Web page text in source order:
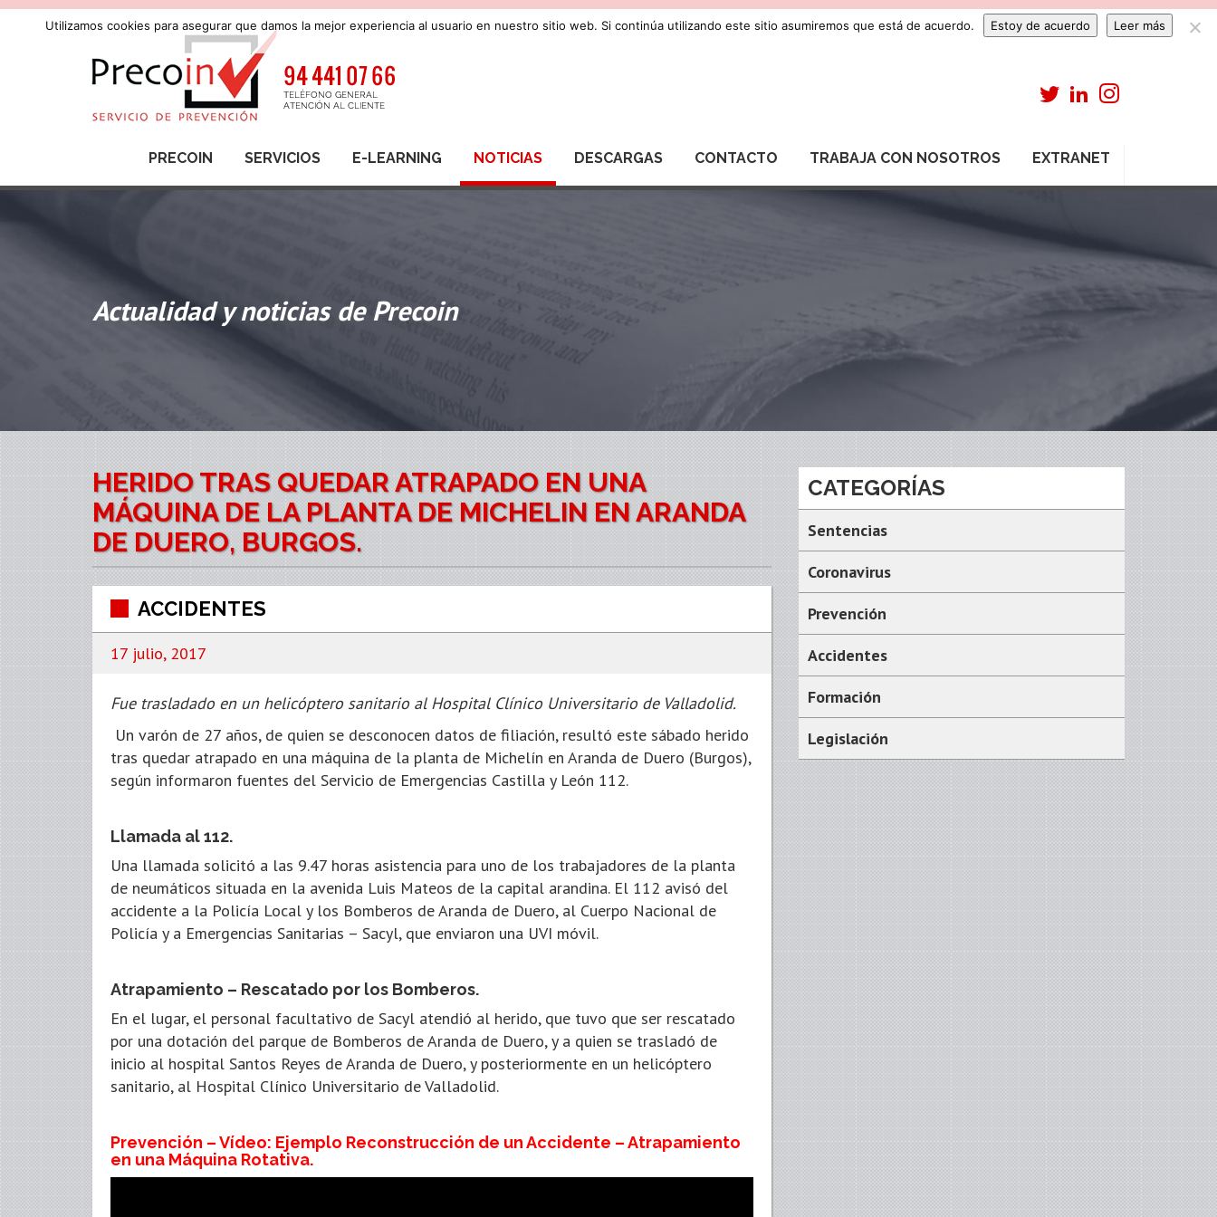
PRECOIN SERVICIOS E-LEARNING NOTICIAS DESCARGAS CONTACTO TRABAJA CON NOSOTROS EXTRANET
Actualidad y noticias de Precoin
HERIDO TRAS QUEDAR ATRAPADO EN UNA
MÁQUINA DE LA PLANTA DE MICHELIN EN ARANDA
DE DUERO, BURGOS.
ACCIDENTES
17 julio, 2017
Fue trasladado en un helicóptero sanitario al Hospital Clínico Universitario de Valladolid.
Un varón de 27 años, de quien se desconocen datos de filiación, resultó este sábado herido
tras quedar atrapado en una máquina de la planta de Michelín en Aranda de Duero (Burgos),
según informaron fuentes del Servicio de Emergencias Castilla y León 112.
Llamada al 112.
Una llamada solicitó a las 9.47 horas asistencia para uno de los trabajadores de la planta
de neumáticos situada en la avenida Luis Mateos de la capital arandina. El 112 avisó del
accidente a la Policía Local y los Bomberos de Aranda de Duero, al Cuerpo Nacional de
Policía y a Emergencias Sanitarias – Sacyl, que enviaron una UVI móvil.
Atrapamiento – Rescatado por los Bomberos.
En el lugar, el personal facultativo de Sacyl atendió al herido, que tuvo que ser rescatado
por una dotación del parque de Bomberos de Aranda de Duero, y a quien se trasladó de
inicio al hospital Santos Reyes de Aranda de Duero, y posteriormente en un helicóptero
sanitario, al Hospital Clínico Universitario de Valladolid.
Prevención – Vídeo: Ejemplo Reconstrucción de un Accidente – Atrapamiento
en una Máquina Rotativa.
CATEGORÍAS
Sentencias
Coronavirus
Prevención
Accidentes
Formación
Legislación
Utilizamos cookies para asegurar que damos la mejor experiencia al usuario en nuestro sitio web. Si continúa utilizando este sitio asumiremos que está de acuerdo. Estoy de acuerdo Leer más